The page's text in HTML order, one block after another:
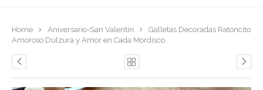
Home Aniversario-San Valentín
Galletas Decoradas Ratoncito
Amoroso Dulzura y Amor en Cada Mordisco